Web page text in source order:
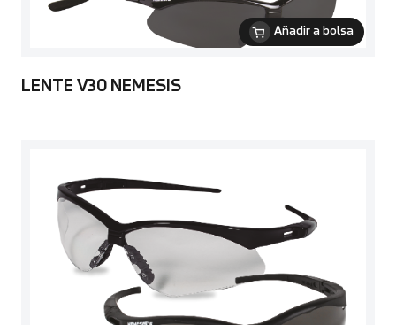
Añadir a bolsa
LENTE V30 NEMESIS